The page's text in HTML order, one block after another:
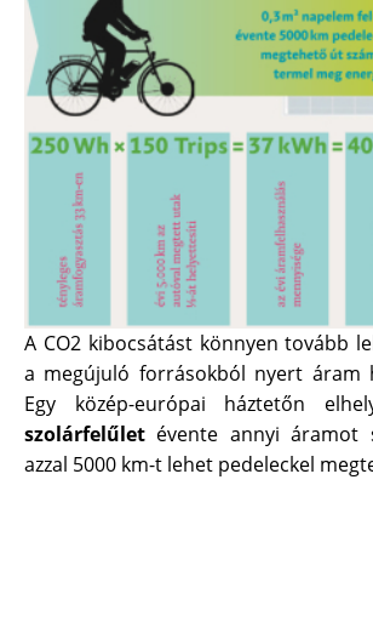
A CO2 kibocsátást könnyen tovább
a megújuló forrásokból nyert áram
Egy közép-európai háztetőn
szolárfelűlet évente annyi áramot
azzal 5000 km-t lehet pedeleckel